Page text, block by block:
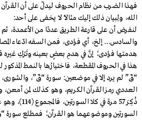
فهذا الضرب من نظام الحروف ليدلّ على أن
الله، ولِبيان ذلك إليك مثالًا لا يخفى على أحد:
لنفرض أن على قارعة الطريق عددًا من الأعمدة، ثم
والسادس… إلخ، أي فرادى، فمن السفه ادّعاء
هدمتها فرادى؛ إنَّ في هدمِ بعضٍ بعينه وتَرْكِ
هذا في الحروف المقطعة، فاختيارُها بالنمط
“قٓ” لم يرد إلا في موضعين: سورة “قٓ”، والشورى،
العددي رمز القرآن الكريم، وهو كذلك لمن
ذُكِرَ 57 مرة في
السورتين وموضوعهما هو القرآن؛ فمطلع سورة